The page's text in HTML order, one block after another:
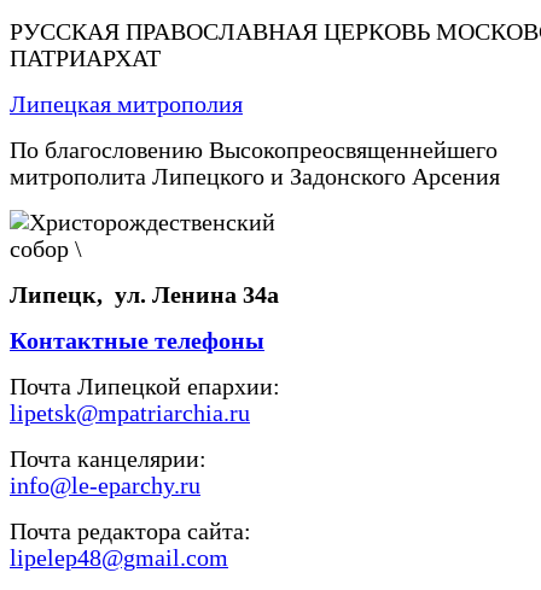
РУССКАЯ ПРАВОСЛАВНАЯ ЦЕРКОВЬ
ПАТРИАРХАТ
Липецкая митрополия
По благословению Высокопреосвященнейшего
митрополита Липецкого и Задонского Арсения
Липецк, ул. Ленина 34а
Контактные телефоны
Почта Липецкой епархии:
lipetsk@mpatriarchia.ru
Почта канцелярии:
info@le-eparchy.ru
Почта редактора сайта:
lipelep48@gmail.com